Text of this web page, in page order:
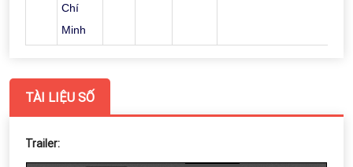
Chí
Minh
TÀI LIỆU SỐ
Trailer: